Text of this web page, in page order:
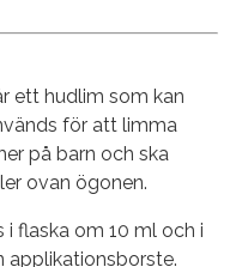
ett hudlim som kan
för att limma
på barn och ska
ovan ögonen.
flaska om 10 ml och i
applikationsborste.